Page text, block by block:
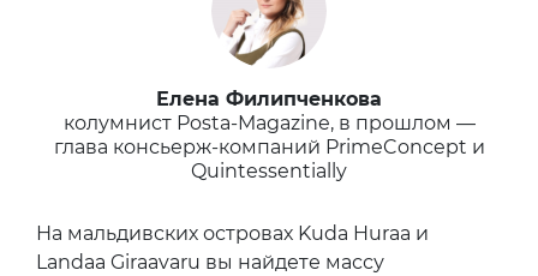
Елена Филипченкова
колумнист Posta-Magazine, в прошлом —
глава консьерж-компаний PrimeConcept и
Quintessentially
На мальдивских островах Kuda Huraa и
Landaa Giraavaru вы найдете массу